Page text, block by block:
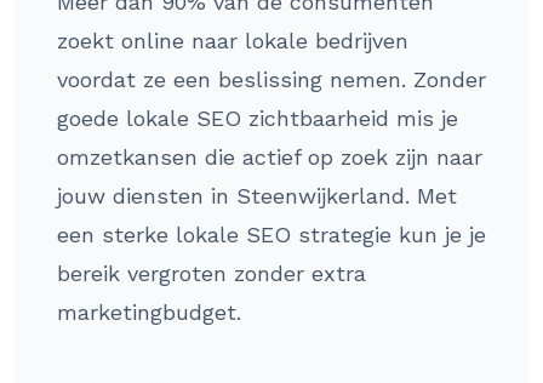
zoekt online naar lokale bedrijven
voordat ze een beslissing nemen. Zonder
goede lokale SEO zichtbaarheid mis je
omzetkansen die actief op zoek zijn naar
jouw diensten in Steenwijkerland. Met
een sterke lokale SEO strategie kun je je
bereik vergroten zonder extra
marketingbudget.